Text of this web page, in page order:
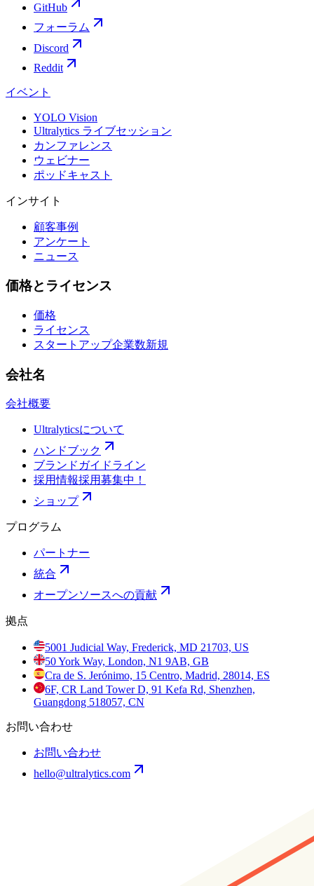
GitHub
フォーラム
Discord
Reddit
イベント
YOLO Vision
Ultralytics ライブセッション
カンファレンス
ウェビナー
ポッドキャスト
インサイト
顧客事例
アンケート
ニュース
価格とライセンス
価格
ライセンス
スタートアップ企業数新規
会社名
会社概要
Ultralyticsについて
ハンドブック
ブランドガイドライン
採用情報採用募集中！
ショップ
プログラム
パートナー
統合
オープンソースへの貢献
拠点
5001 Judicial Way, Frederick, MD 21703, US
50 York Way, London, N1 9AB, GB
Cra de S. Jerónimo, 15 Centro, Madrid, 28014, ES
6F, CR Land Tower D, 91 Kefa Rd, Shenzhen,
Guangdong 518057, CN
お問い合わせ
お問い合わせ
hello@ultralytics.com